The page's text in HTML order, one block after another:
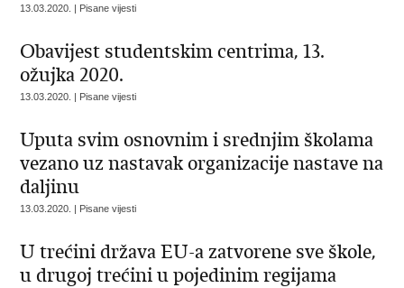
13.03.2020. | Pisane vijesti
Obavijest studentskim centrima, 13.
ožujka 2020.
13.03.2020. | Pisane vijesti
Uputa svim osnovnim i srednjim školama
vezano uz nastavak organizacije nastave na
daljinu
13.03.2020. | Pisane vijesti
U trećini država EU-a zatvorene sve škole,
u drugoj trećini u pojedinim regijama